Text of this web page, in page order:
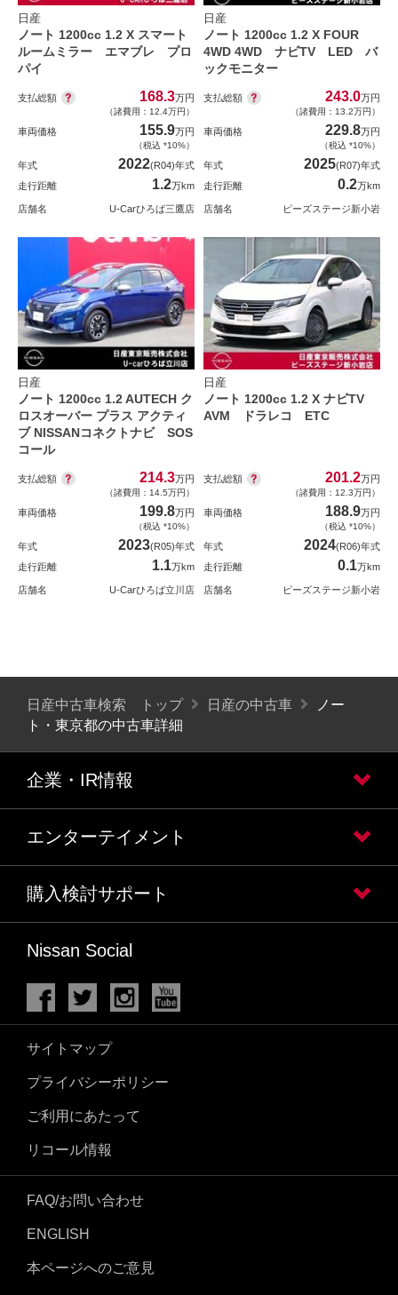
日産
ノート 1200cc 1.2 X スマート
ルームミラー エマブレ プロ
パイ
支払総額 168.3万円
（諸費用：12.4万円）
車両価格 155.9万円
（税込 *10%）
年式 2022(R04)年式
走行距離
1.2万km
店舗名 U-Carひろば三鷹店
日産
ノート 1200cc 1.2 X FOUR
4WD 4WD ナビTV LED バ
ックモニター
支払総額 243.0万円
（諸費用：13.2万円）
車両価格 229.8万円
（税込 *10%）
年式 2025(R07)年式
走行距離
0.2万km
店舗名 ピーズステージ新小岩
日産
ノート 1200cc 1.2 AUTECH ク
ロスオーバー プラス アクティ
ブ NISSANコネクトナビ SOS
コール
支払総額 214.3万円
（諸費用：14.5万円）
車両価格 199.8万円
（税込 *10%）
年式 2023(R05)年式
走行距離
1.1万km
店舗名 U-Carひろば立川店
日産
ノート 1200cc 1.2 X ナビTV
AVM ドラレコ ETC
支払総額 201.2万円
（諸費用：12.3万円）
車両価格 188.9万円
（税込 *10%）
年式 2024(R06)年式
走行距離
0.1万km
店舗名 ピーズステージ新小岩
日産中古車検索 トップ 日産の中古車
ノー
ト・東京都の中古車詳細
企業・IR情報
エンターテイメント
購入検討サポート
Nissan Social
サイトマップ
プライバシーポリシー
ご利用にあたって
リコール情報
FAQ/お問い合わせ
ENGLISH
本ページへのご意見